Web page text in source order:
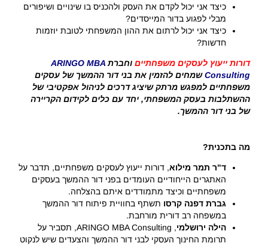
כיצד אני יכול לקדם את העסק ולהכניס בו שינויים ושיפורים
מבלי לפגוע בדור המייסדים?
כיצד אני יכול לרתום את ההון המשפחתי לטובת יוזמות
חדשות?
דורות ייעוץ לעסקים משפחתיים וחברת ARINGO MBA
Consulting שמחים להזמין את בני דור ההמשך של עסקים
משפחתיים למפגש מרתקשיציג דרכים לניהול אפקטיבי של
ההשתלבות בעסק המשפחתי, יחד עם כלים לקידום הקריירה
של בני דור ההמשך.
מה בתכנית?
ד"ר תמר מילוא, דורות ייעוץ לעסקים משפחתיים, תדבר על
האתגרים הייחודיים העומדים בפני דור ההמשך בעסקים
משפחתיים וכיצד מתמודדים איתם בהצלחה.
גברת דפנה קרסו תשתף בחוויית פיתוח דור ההמשך
במשפחה רב דורית מורחבת.
הילה ירושלמי
, ARINGO MBA Consulting, תסביר על
תרומת החינוך העסקי לבני דור ההמשך והצעדים שיש לנקוט